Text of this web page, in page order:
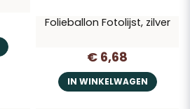
Folieballon Fotolijst, zilver
€ 6,68
IN WINKELWAGEN